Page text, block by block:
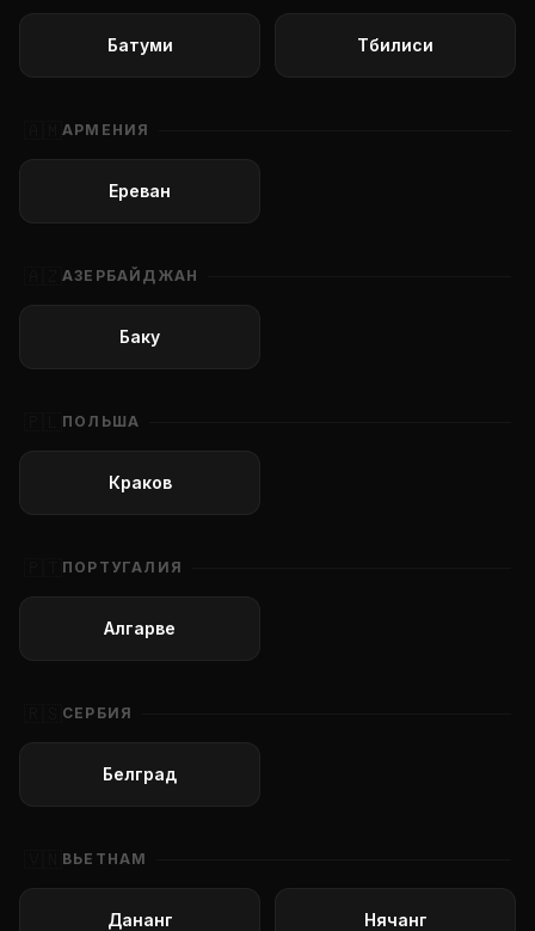
Батуми Тбилиси
АРМЕНИЯ
Ереван
АЗЕРБАЙДЖАН
Баку
ПОЛЬША
Краков
ПОРТУГАЛИЯ
Алгарве
СЕРБИЯ
Белград
ВЬЕТНАМ
Дананг Нячанг